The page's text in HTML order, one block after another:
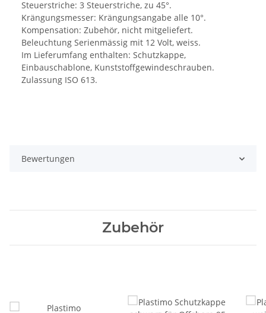
Steuerstriche: 3 Steuerstriche, zu 45°.
Krängungsmesser: Krängungsangabe alle 10°.
Kompensation: Zubehör, nicht mitgeliefert.
Beleuchtung Serienmässig mit 12 Volt, weiss.
Im Lieferumfang enthalten: Schutzkappe,
Einbauschablone, Kunststoffgewindeschrauben.
Zulassung ISO 613.
Bewertungen
Zubehör